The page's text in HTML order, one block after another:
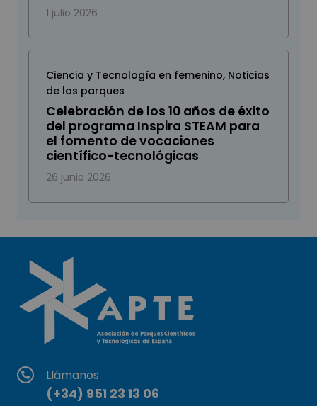
1 julio 2026
Ciencia y Tecnología en femenino, Noticias
de los parques
Celebración de los 10 años de éxito
del programa Inspira STEAM para
el fomento de vocaciones
científico-tecnológicas
26 junio 2026
Llámanos
(+34) 951 23 13 06